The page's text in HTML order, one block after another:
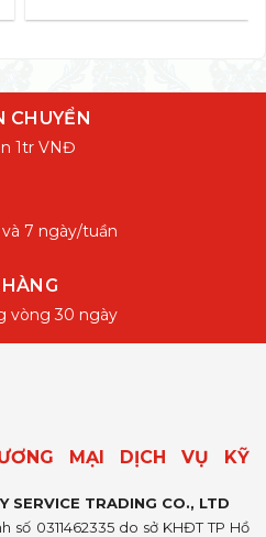
CHUYỂN
1tr VNĐ
7 ngày/tuần
vòng 30 ngày
MẠI DỊCH VỤ KỸ
SERVICE TRADING CO., LTD
0311462335 do sở KHĐT TP Hồ